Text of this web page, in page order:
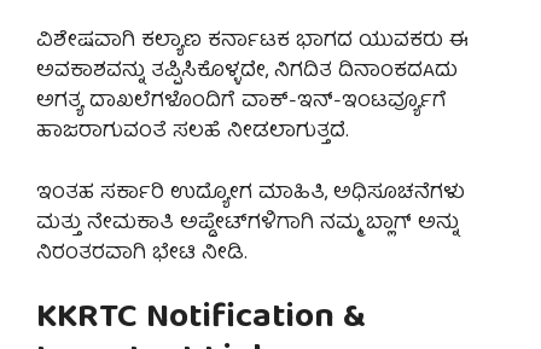
ವಿಶೇಷವಾಗಿ ಕಲ್ಯಾಣ ಕರ್ನಾಟಕ ಭಾಗದ ಯುವಕರು ಈ
ಅವಕಾಶವನ್ನು ತಪ್ಪಿಸಿಕೊಳ್ಳದೇ, ನಿಗದಿತ ದಿನಾಂಕದAದು
ಅಗತ್ಯ ದಾಖಲೆಗಳೊಂದಿಗೆ ವಾಕ್-ಇನ್-ಇಂಟರ್ವ್ಯೂಗೆ
ಹಾಜರಾಗುವಂತೆ ಸಲಹೆ ನೀಡಲಾಗುತ್ತದೆ.
ಇಂತಹ ಸರ್ಕಾರಿ ಉದ್ಯೋಗ ಮಾಹಿತಿ, ಅಧಿಸೂಚನೆಗಳು
ಮತ್ತು ನೇಮಕಾತಿ ಅಪ್ಡೇಟ್‌ಗಳಿಗಾಗಿ ನಮ್ಮ ಬ್ಲಾಗ್ ಅನ್ನು
ನಿರಂತರವಾಗಿ ಭೇಟಿ ನೀಡಿ.
KKRTC Notification &